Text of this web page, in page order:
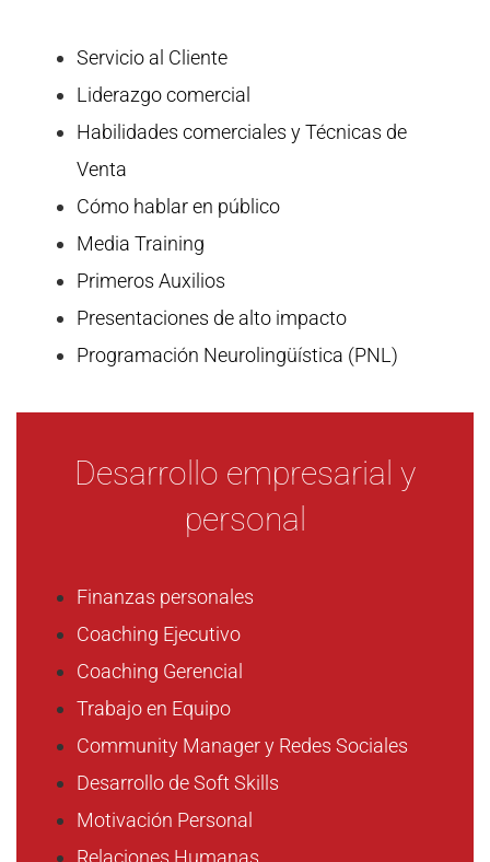
Servicio al Cliente
Liderazgo comercial
Habilidades comerciales y Técnicas de
Venta
Cómo hablar en público
Media Training
Primeros Auxilios
Presentaciones de alto impacto
Programación Neurolingüística (PNL)
Desarrollo empresarial y
personal
Finanzas personales
Coaching Ejecutivo
Coaching Gerencial
Trabajo en Equipo
Community Manager y Redes Sociales
Desarrollo de Soft Skills
Motivación Personal
Relaciones Humanas